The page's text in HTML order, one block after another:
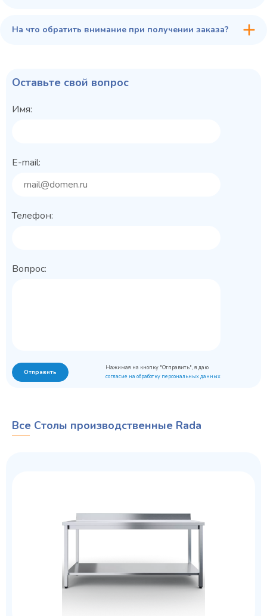
На что обратить внимание при получении заказа?
Оставьте свой вопрос
Имя:
E-mail:
Телефон:
Вопрос:
Отправить
Нажимая на кнопку "Отправить", я даю
согласие на обработку персональных данных
Все Столы производственные Rada